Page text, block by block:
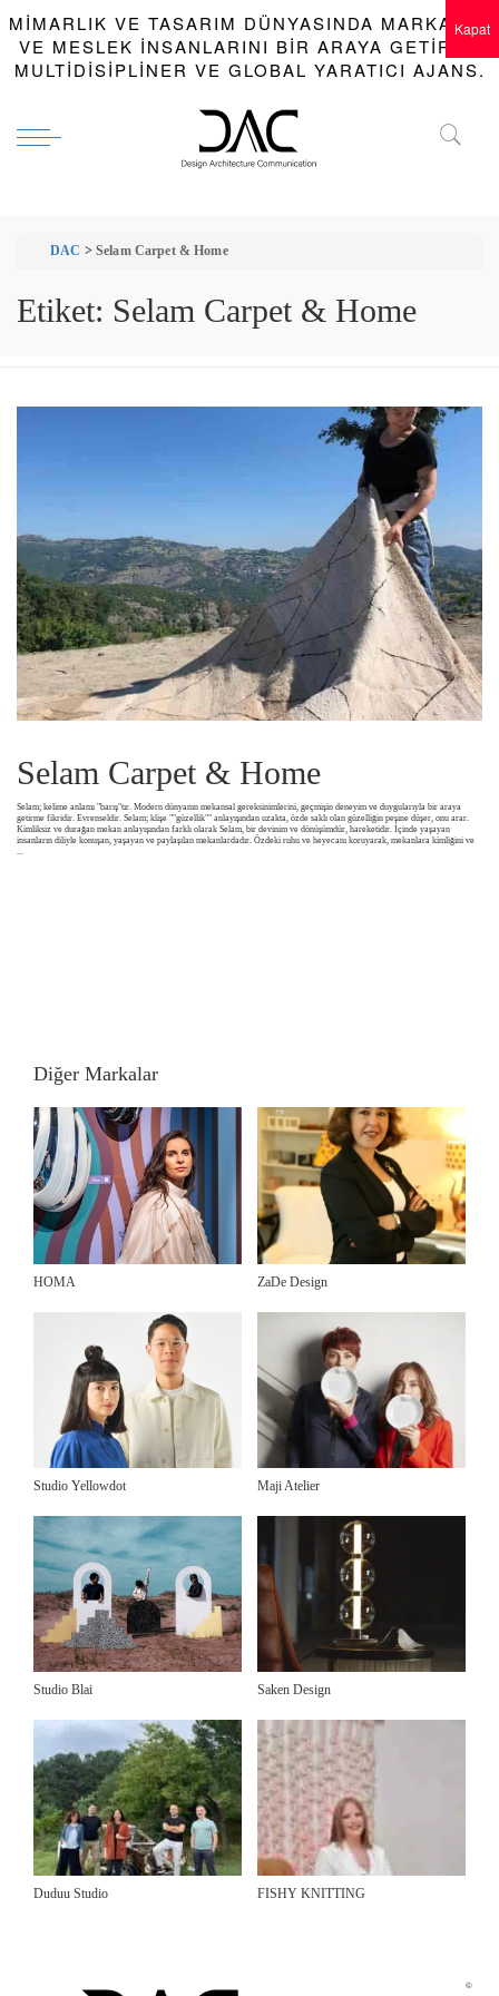
MIMARLIK VE TASARIM DÜNYASINDA MARKALAR
VE MESLEK INSANLARINI BIR ARAYA GETIREN
MULTIDISIPLINER VE GLOBAL YARATICI AJANS.
DAC > Selam Carpet & Home
Etiket: Selam Carpet & Home
Selam Carpet & Home
Selam; kelime anlamı "barış"tır. Modern dünyanın mekansal gereksinimlerini, geçmişin deneyim ve duygularıyla bir araya
getirme fikridir. Evrenseldir. Selam; klişe ""güzellik"" anlayışından uzakta, özde saklı olan güzelliğin peşine düşer, onu arar.
Kimliksiz ve durağan mekan anlayışından farklı olarak Selam, bir devinim ve dönüşümdür, hareketidir. İçinde yaşayan
insanların diliyle konuşan, yaşayan ve paylaşılan mekanlardadır. Özdeki ruhu ve heyecanı koruyarak, mekanlara kimliğini ve
...
Diğer Markalar
HOMA ZaDe Design
Studio Yellowdot Maji Atelier
Studio Blai Saken Design
Duduu Studio FISHY KNITTING
©
Kapat